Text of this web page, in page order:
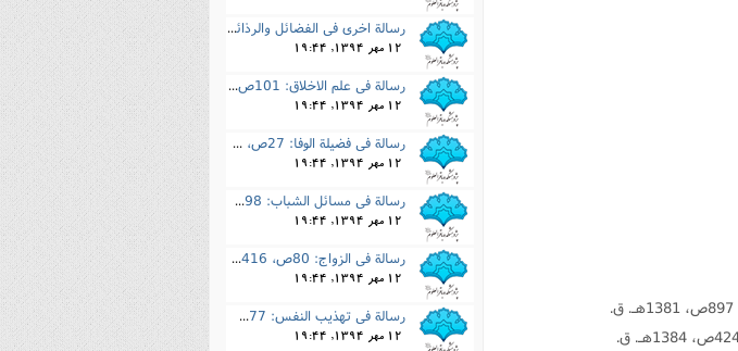
رسالة اخرى فى الفضائل والرذائل: 198ص
12 مهر 1394, 19:44
رسالة فى علم الاخلاق: 101ص، 1416ق
12 مهر 1394, 19:44
رسالة فى فضیلة الوفا: 27ص، 1416ق
12 مهر 1394, 19:44
رسالة فى مسائل الشباب: 98ص، 1416ق
12 مهر 1394, 19:44
رسالة فى الزواج: 80ص، 1416ق
12 مهر 1394, 19:44
رسالة فى تهذیب النفس: 77ص، 1403ق
12 مهر 1394, 19:44